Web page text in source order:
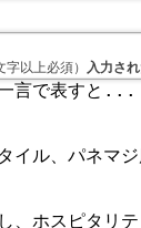
字以上必須） 入力さ